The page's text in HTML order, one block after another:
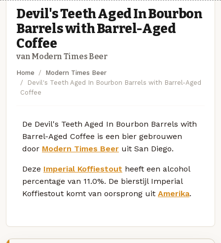
Devil's Teeth Aged In Bourbon
Barrels with Barrel-Aged
Coffee
van Modern Times Beer
Home
Modern Times Beer
Devil's Teeth Aged In Bourbon Barrels with Barrel-Aged
Coffee
De Devil's Teeth Aged In Bourbon Barrels with
Barrel-Aged Coffee is een bier gebrouwen
door Modern Times Beer uit San Diego.
Deze Imperial Koffiestout heeft een alcohol
percentage van 11.0%. De bierstijl Imperial
Koffiestout komt van oorsprong uit Amerika.